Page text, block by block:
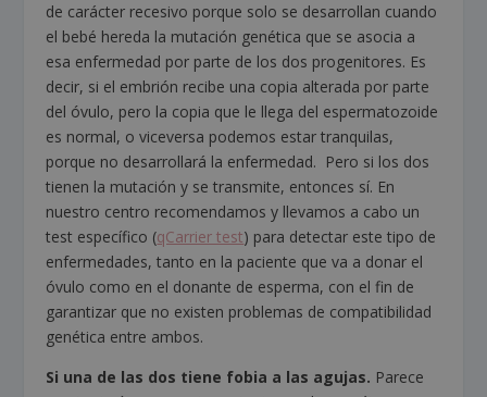
de carácter recesivo porque solo se desarrollan cuando
el bebé hereda la mutación genética que se asocia a
esa enfermedad por parte de los dos progenitores. Es
decir, si el embrión recibe una copia alterada por parte
del óvulo, pero la copia que le llega del espermatozoide
es normal, o viceversa podemos estar tranquilas,
porque no desarrollará la enfermedad. Pero si los dos
tienen la mutación y se transmite, entonces sí. En
nuestro centro recomendamos y llevamos a cabo un
test específico (qCarrier test) para detectar este tipo de
enfermedades, tanto en la paciente que va a donar el
óvulo como en el donante de esperma, con el fin de
garantizar que no existen problemas de compatibilidad
genética entre ambos.
Si una de las dos tiene fobia a las agujas. Parece